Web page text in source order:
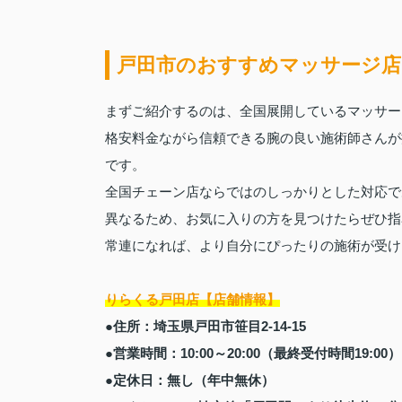
戸田市のおすすめマッサージ
まずご紹介するのは、全国展開しているマッサ
格安料金ながら信頼できる腕の良い施術師さん
です。
全国チェーン店ならではのしっかりとした対応
異なるため、お気に入りの方を見つけたらぜひ
常連になれば、より自分にぴったりの施術が受
りらくる戸田店【店舗情報】
●住所：埼玉県戸田市笹目2-14-15
●営業時間：10:00～20:00（最終受付時間19:00）
●定休日：無し（年中無休）